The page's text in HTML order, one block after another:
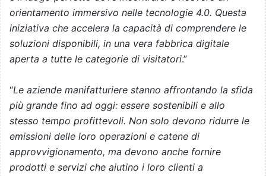
orientamento immersivo nelle tecnologie 4.0. Questa
iniziativa che accelera la capacità di comprendere le
soluzioni disponibili, in una vera fabbrica digitale
aperta a tutte le categorie di visitatori.”
“Le aziende manifatturiere stanno affrontando la sfida
più grande fino ad oggi: essere sostenibili e allo
stesso tempo profittevoli. Non solo devono ridurre le
emissioni delle loro operazioni e catene di
approvvigionamento, ma devono anche fornire
prodotti e servizi che aiutino i loro clienti a